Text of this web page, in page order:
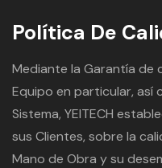
Política De
Mediante la Garantía de
Equipo en particular, así
Sistema, YEITECH
sus Clientes, sobre la
Mano de Obra y su